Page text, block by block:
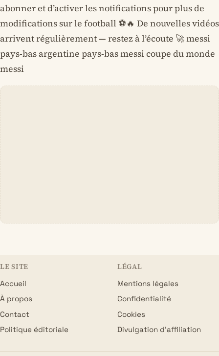
abonner et d’activer les notifications pour plus de
modifications sur le football ⚽🔥 De nouvelles vidéos
arrivent régulièrement — restez à l’écoute 🚀 messi
pays-bas argentine pays-bas messi coupe du monde
messi
LE SITE
Accueil
À propos
Contact
Politique éditoriale
LÉGAL
Mentions légales
Confidentialité
Cookies
Divulgation d’affiliation